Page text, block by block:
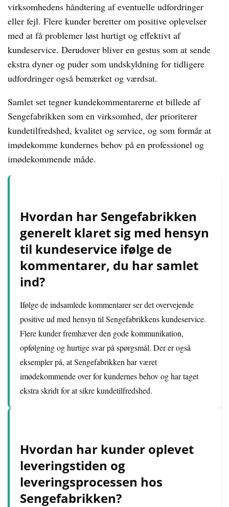
virksomhedens håndtering af eventuelle udfordringer
eller fejl. Flere kunder beretter om positive oplevelser
med at få problemer løst hurtigt og effektivt af
kundeservice. Derudover bliver en gestus som at sende
ekstra dyner og puder som undskyldning for tidligere
udfordringer også bemærket og værdsat.
Samlet set tegner kundekommentarerne et billede af
Sengefabrikken som en virksomhed, der prioriterer
kundetilfredshed, kvalitet og service, og som formår at
imødekomme kundernes behov på en professionel og
imødekommende måde.
Hvordan har Sengefabrikken
generelt klaret sig med hensyn
til kundeservice ifølge de
kommentarer, du har samlet
ind?
Ifølge de indsamlede kommentarer ser det overvejende
positive ud med hensyn til Sengefabrikkens kundeservice.
Flere kunder fremhæver den gode kommunikation,
opfølgning og hurtige svar på spørgsmål. Der er også
eksempler på, at Sengefabrikken har været
imødekommende over for kundernes behov og har taget
ekstra skridt for at sikre kundetilfredshed.
Hvordan har kunder oplevet
leveringstiden og
leveringsprocessen hos
Sengefabrikken?